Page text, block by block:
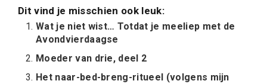
Dit vind je misschien ook leuk:
Wat je niet wist… Totdat je meeliep met de
Avondvierdaagse
Moeder van drie, deel 2
Het naar-bed-breng-ritueel (volgens mijn